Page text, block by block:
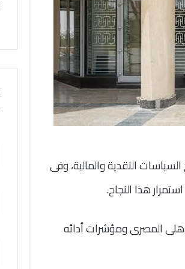
النقدية والمالية، وفى
هذا النجاح.
المصرى ومؤشرات أدائه